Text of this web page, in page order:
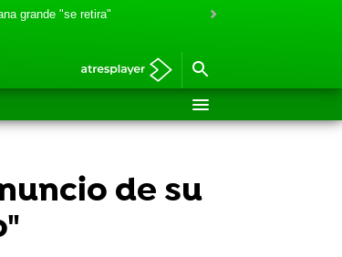
grande "se retira"
de su